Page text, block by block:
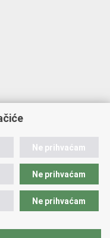
Ne prihvaćam
Ne prihvaćam
Ne prihvaćam